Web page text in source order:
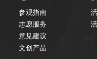
参观指南
志愿服务
意见建议
文创产品